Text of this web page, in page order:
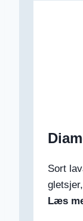
Sort
Læs